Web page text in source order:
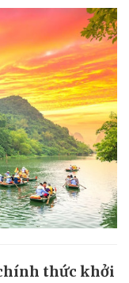
thức khởi